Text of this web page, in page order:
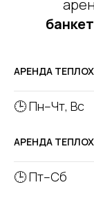
АРЕНДА
🕒 Пн–Чт, Вс
АРЕНДА
🕒 Пт–Сб